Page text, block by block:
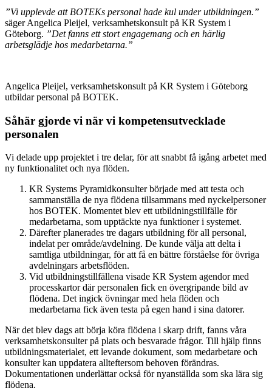
”Vi upplevde att BOTEKs personal hade kul under utbildningen.”
säger Angelica Pleijel, verksamhetskonsult på KR System i
Göteborg. ”Det fanns ett stort engagemang och en härlig
arbetsglädje hos medarbetarna.”
Angelica Pleijel, verksamhetskonsult på KR System i Göteborg
utbildar personal på BOTEK.
Såhär gjorde vi när vi kompetensutvecklade
personalen
Vi delade upp projektet i tre delar, för att snabbt få igång arbetet med
ny funktionalitet och nya flöden.
KR Systems Pyramidkonsulter började med att testa och
sammanställa de nya flödena tillsammans med nyckelpersoner
hos BOTEK. Momentet blev ett utbildningstillfälle för
medarbetarna, som upptäckte nya funktioner i systemet.
Därefter planerades tre dagars utbildning för all personal,
indelat per område/avdelning. De kunde välja att delta i
samtliga utbildningar, för att få en bättre förståelse för övriga
avdelningars arbetsflöden.
Vid utbildningstillfällena visade KR System agendor med
processkartor där personalen fick en övergripande bild av
flödena. Det ingick övningar med hela flöden och
medarbetarna fick även testa på egen hand i sina datorer.
När det blev dags att börja köra flödena i skarp drift, fanns våra
verksamhetskonsulter på plats och besvarade frågor. Till hjälp finns
utbildningsmaterialet, ett levande dokument, som medarbetare och
konsulter kan uppdatera allteftersom behoven förändras.
Dokumentationen underlättar också för nyanställda som ska lära sig
flödena.